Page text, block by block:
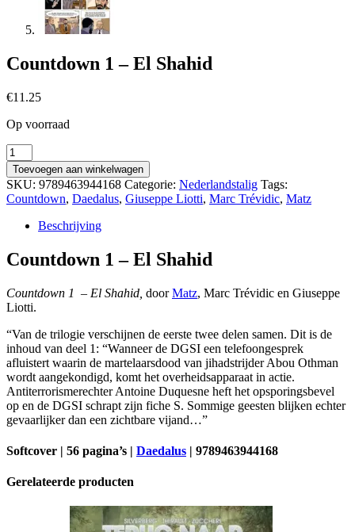
Countdown 1 – El Shahid
€11.25
Op voorraad
Countdown
1
-
El
Shahid
aantal
Toevoegen aan winkelwagen
SKU: 9789463944168 Categorie: Nederlandstalig Tags:
Countdown, Daedalus, Giuseppe Liotti, Marc Trévidic, Matz
Beschrijving
Countdown 1 – El Shahid
Countdown 1 – El Shahid, doorMatz, Marc Trévidic en Giuseppe
Liotti.
“Van de trilogie verschijnen de eerste twee delen samen. Dit is de
inhoud van deel 1: “Wanneer de DGSI een telefoongesprek
afluistert waarin de martelaarsdood van jihadstrijder Abou Othman
wordt aangekondigd, komt het overheidsapparaat in actie.
Antiterrorismerechter Antoine Duquesne heft het opsporingsbevel
op en de DGSI schrapt zijn fiche S. Sommige geesten blijken echter
gevaarlijker dan een zichtbare vijand…”
Softcover | 56 pagina’s | Daedalus | 9789463944168
Gerelateerde producten